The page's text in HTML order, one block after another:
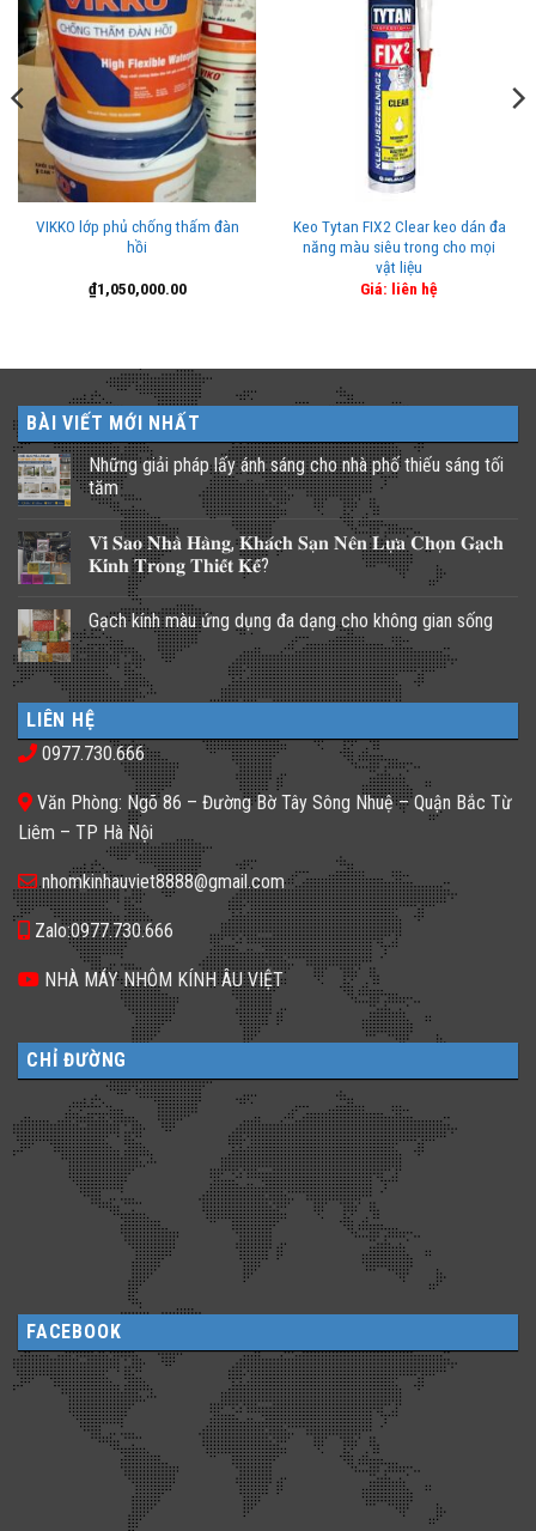
VIKKO lớp phủ chống thấm đàn
hồi
₫1,050,000.00
Keo Tytan FIX2 Clear keo dán đa
năng màu siêu trong cho mọi
vật liệu
Giá: liên hệ
BÀI VIẾT MỚI NHẤT
Những giải pháp lấy ánh sáng cho nhà phố thiếu sáng tối
tăm
Không
bình
luận
ở
pháp
lấy
ánh
sáng
cho
nhà
phố
thiếu
sáng
tối
𝐕𝐢̀ 𝐒𝐚𝐨 𝐍𝐡𝐚̀ 𝐇𝐚̀𝐧𝐠, 𝐊𝐡𝐚́𝐜𝐡 𝐒𝐚̣𝐧 𝐍𝐞̂𝐧 𝐋𝐮̛̣𝐚 𝐂𝐡𝐨̣𝐧 𝐆𝐚̣𝐜𝐡
𝐊𝐢́𝐧𝐡 𝐓𝐫𝐨𝐧𝐠 𝐓𝐡𝐢𝐞̂́𝐭 𝐊𝐞̂́?
bình
luận
ở
𝐕𝐢̀
𝐒𝐚𝐨
𝐍𝐡𝐚̀
𝐇𝐚̀𝐧𝐠,
𝐊𝐡𝐚́𝐜𝐡
𝐒𝐚̣𝐧
𝐍𝐞̂𝐧
𝐂𝐡𝐨̣𝐧
𝐆𝐚̣𝐜𝐡
𝐊𝐢́𝐧𝐡
𝐓𝐫𝐨𝐧𝐠
𝐓𝐡𝐢𝐞̂́𝐭
𝐊𝐞̂́?
Gạch kính màu ứng dụng đa dạng cho không gian sống
Không
có
bình
luận
ở
Gạch
kính
màu
đa
dạng
cho
không
gian
sống
LIÊN HỆ
0977.730.666
Văn Phòng: Ngõ 86 – Đường Bờ Tây Sông Nhuệ – Quận Bắc Từ
Liêm – TP Hà Nội
nhomkinhauviet8888@gmail.com
Zalo:0977.730.666
NHÀ MÁY NHÔM KÍNH ÂU VIỆT
CHỈ ĐƯỜNG
FACEBOOK